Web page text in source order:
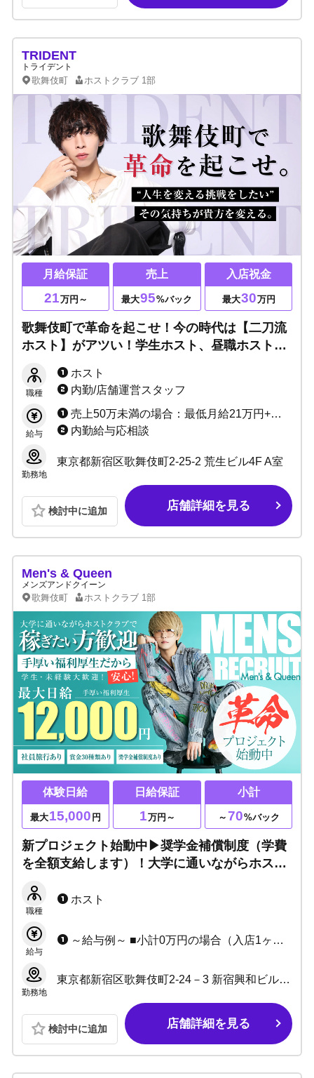
TRIDENT
トライデント
歌舞伎町 ホストクラブ 1部
月給保証
21万円～
売上
最大95%バック
入店祝金
最大30万円
歌舞伎町で革命を起こせ！今の時代は【二刀流
ホスト】がアツい！学生ホスト、昼職ホストな
上げます！様々な働き方ができる『TRIDENT』
へぜひ！！
職種
ホスト
内勤/店舗運営スタッフ
給与
売上50万未満の場合：最低月給21万円+売上バック+指名ポイントバック+各種キャンペーン 売上50万以上の場合：売上最低50%～94.7%バック+指名ポイントバック+各種キャンペーン+ボーナス
内勤給与応相談
勤務地
東京都新宿区歌舞伎町2-25-2 荒生ビル4F A室
検討中に追加 店舗詳細を見る
Men's & Queen
メンズアンドクイーン
歌舞伎町 ホストクラブ 1部
体験日給
最大15,000 円
日給保証
1万円～
小計
～ 70%バック
新プロジェクト始動中▶奨学金補償制度（学費
を全額支給します）！大学に通いながらホスト
キャストも大募集中・未経験大歓迎！
職種
ホスト
給与
～給与例～ ■小計0万円の場合（入店1ヶ月目） 日給：10,000円×25日=月給25万円+各種賞金 ■小計30万の場合(入店1～3ヶ月目) 日給：12,000円×25日＝月給30万円+各種賞金 ■小計100万の場合 売上：100万円×70%＝月給70万円+各種賞金
勤務地
東京都新宿区歌舞伎町2-24－3 新宿興和ビル5階
検討中に追加 店舗詳細を見る